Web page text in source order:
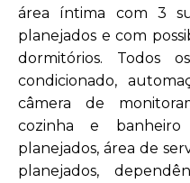
área íntima com 3
planejados e com
dormitórios. Todos
condicionado,
câmera de
cozinha e
planejados, área de
planejados,